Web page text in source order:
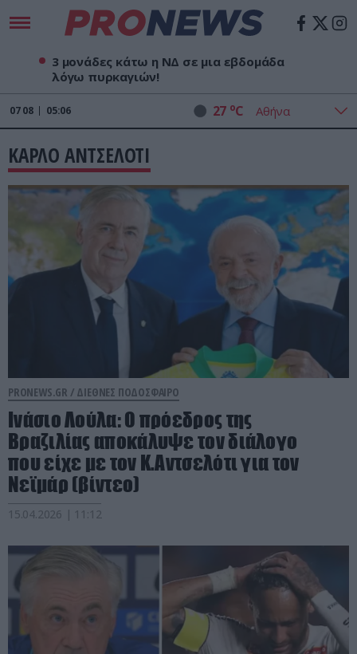
3 μονάδες κάτω η ΝΔ σε μια εβδομάδα
λόγω πυρκαγιών!
07 08 05:06 27 oC
ΚΑΡΛΟ ΑΝΤΣΕΛΟΤΙ
PRONEWS.GR / ΔΙΕΘΝΕΣ ΠΟΔΟΣΦΑΙΡΟ
Ινάσιο Λούλα: Ο πρόεδρος της
Βραζιλίας αποκάλυψε τον διάλογο
που είχε με τον Κ.Αντσελότι για τον
Νεϊμάρ (βίντεο)
15.04.2026 | 11:12